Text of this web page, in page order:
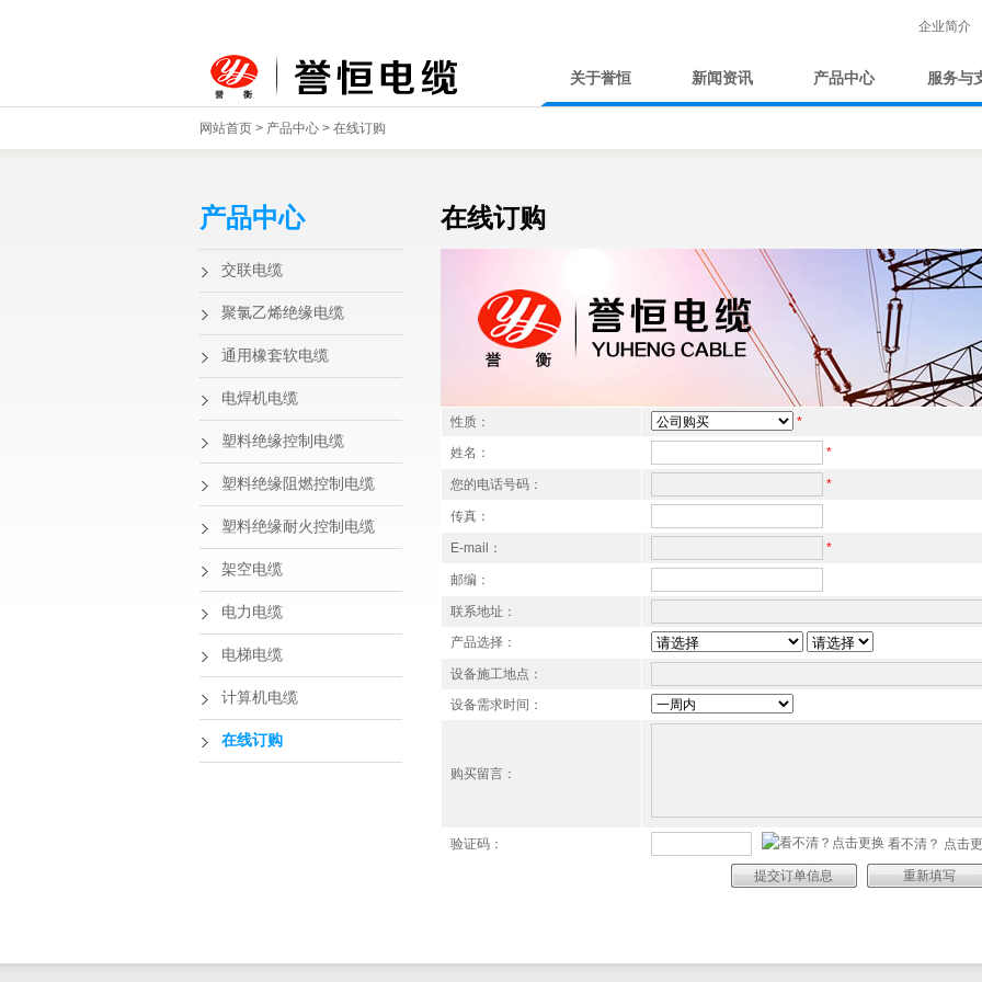
企业简介
关于誉恒 新闻资讯 产品中心 服务与
网站首页 > 产品中心 > 在线订购
产品中心
交联电缆
聚氯乙烯绝缘电缆
通用橡套软电缆
电焊机电缆
塑料绝缘控制电缆
塑料绝缘阻燃控制电缆
塑料绝缘耐火控制电缆
架空电缆
电力电缆
电梯电缆
计算机电缆
在线订购
在线订购
性质：
*
姓名：
*
您的电话号码： *
传真：
E-mail： *
邮编：
联系地址：
产品选择：
设备施工地点：
设备需求时间：
购买留言：
验证码：
看不清？ 点击